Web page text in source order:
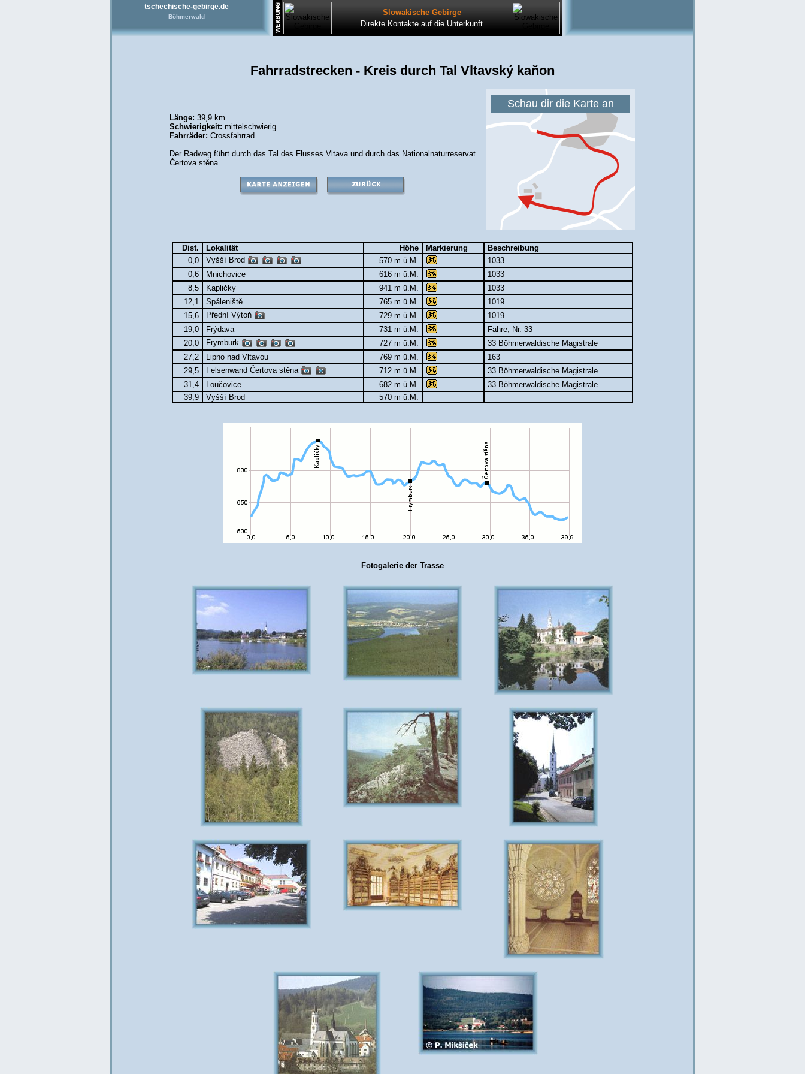
tschechische-gebirge.de
Böhmerwald
Slowakische Gebirge
Direkte Kontakte auf die Unterkunft
Fahrradstrecken - Kreis durch Tal Vltavský kaňon
Länge: 39,9 km
Schwierigkeit: mittelschwierig
Fahrräder: Crossfahrrad
Der Radweg führt durch das Tal des Flusses Vltava und durch das Nationalnaturreservat
Čertova stěna.
Schau dir die Karte an
Dist. Lokalität Höhe Markierung
Beschreibung
0,0
Vyšší Brod 570 m ü.M.
1033
0,6
Mnichovice 616 m ü.M.
1033
8,5
Kapličky 941 m ü.M.
1033
12,1
Spáleniště 765 m ü.M.
1019
15,6
Přední Výtoň 729 m ü.M.
1019
19,0
Frýdava 731 m ü.M.
Fähre; Nr. 33
20,0
Frymburk 727 m ü.M.
33 Böhmerwaldische Magistrale
27,2
Lipno nad Vltavou 769 m ü.M.
163
29,5
Felsenwand Čertova stěna 712 m ü.M.
33 Böhmerwaldische Magistrale
31,4
Loučovice 682 m ü.M.
33 Böhmerwaldische Magistrale
39,9
Vyšší Brod 570 m ü.M.
Fotogalerie der Trasse